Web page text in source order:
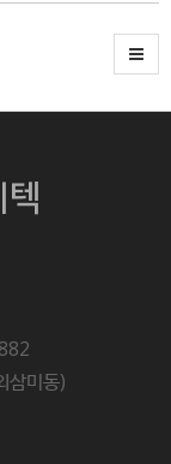
텍
삼미동)